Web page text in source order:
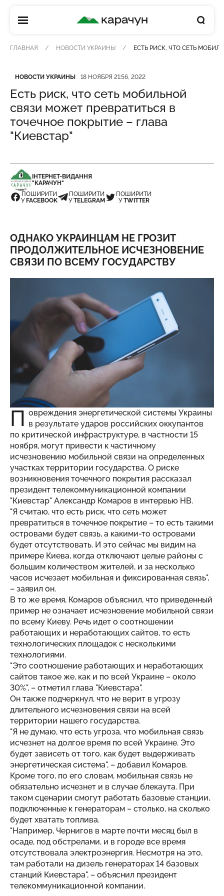
КАРАЧУН
ГЛАВНАЯ НОВОСТИ УКРАИНЫ ЕСТЬ РИСК, ЧТО СЕТЬ
Категория
НОВОСТИ УКРАИНЫ
Дата публикации 18 НОЯБРЯ 21:56, 2022
Есть риск, что сеть мобильной
связи может превратиться в
точечное покрытие – глава
"Киевстар"
ІНТЕРНЕТ-ВИДАННЯ
"КАРАЧУН"
ПОШИРИТИ
У FACEBOOK
ПОШИРИТИ
УTELEGRAM
ПОШИРИТИ
УTWITTER
ОДНАКО УКРАИНЦАМ НЕ ГРОЗИТ
ПРОДОЛЖИТЕЛЬНОЕ ИСЧЕЗНОВЕНИЕ
СВЯЗИ ПО ВСЕМУ ГОСУДАРСТВУ
П овреждения энергетической системы Украины
в результате ударов российских оккупантов
по критической инфраструктуре, в частности 15
ноября, могут привести к частичному
исчезновению мобильной связи на определенных
участках территории государства. О риске
возникновения точечного покрытия рассказал
президент телекоммуникационной компании
"Киевстар" Александр Комаров в интервью НВ.
"Я считаю, что есть риск, что сеть может
превратиться в точечное покрытие – то есть такими
островами будет связь, а какими-то островами
будет отсутствовать. И это сейчас мы видим на
примере Киева, когда отключают целые районы с
большим количеством жителей, и за несколько
часов исчезает мобильная и фиксированная связь",
– заявил он.
В то же время, Комаров объяснил, что приведенный
пример не означает исчезновение мобильной связи
по всему Киеву. Речь идет о соотношении
работающих и неработающих сайтов, то есть
технологических площадок с несколькими
технологиями.
"Это соотношение работающих и неработающих
сайтов такое же, как и по всей Украине – около
30%", – отметил глава "Киевстара".
Он также подчеркнул, что не верит в угрозу
длительного исчезновения связи на всей
территории нашего государства.
"Я не думаю, что есть угроза, что мобильная связь
исчезнет на долгое время по всей Украине. Это
будет зависеть от того, как будет выдерживать
энергетическая система", – добавил Комаров.
Кроме того, по его словам, мобильная связь не
обязательно исчезнет и в случае блекаута. При
таком сценарии смогут работать базовые станции,
подключенные к генераторам – столько, на сколько
будет хватать топлива.
"Например, Чернигов в марте почти месяц был в
осаде, под обстрелами, и в городе все время
отсутствовала электроэнергия. Несмотря на это,
там работали на дизель генераторах 14 базовых
станций Киевстара", – объяснил президент
телекоммуникационной компании.